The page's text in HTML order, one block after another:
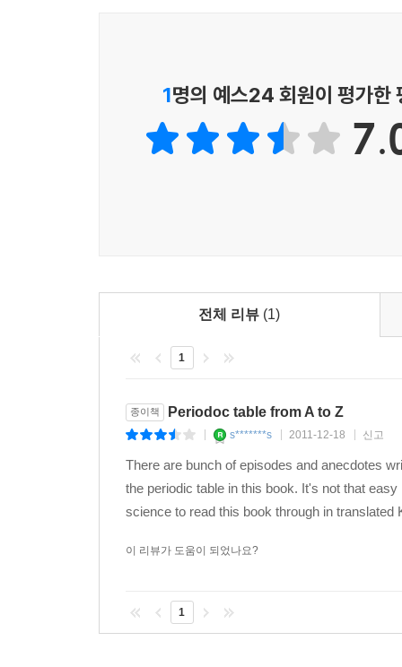
1명의 예스24 회원이 평가한
전체 리뷰 (1)
1
종이책 Periodoc table from A to Z
s*******s 2011-12-18 신고
There are bunch of episodes and anecdotes
the periodic table in this book. It's not that
science to read this book through in translated
이 리뷰가 도움이 되었나요?
1